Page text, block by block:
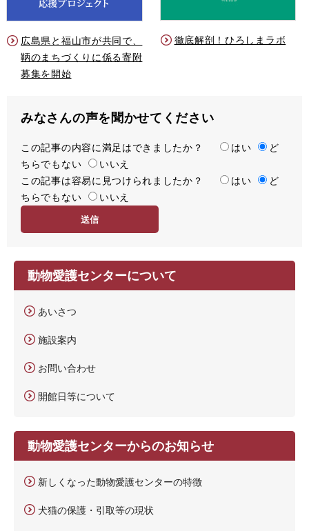
広島県と福山市が共同で、
鞆のまちづくりに係る寄附
募集を開始
徹底解剖！ひろしまラボ
みなさんの声を聞かせてください
満
足
度
この記事の内容に満足はできましたか？ はい
ど
ちらでもない
いいえ
容
易
この記事は容易に見つけられましたか？ はい
ど
ちらでもない
いいえ
動物愛護センターについて
あいさつ
施設案内
お問い合わせ
開館日等について
動物愛護センターからのお知らせ
新しくなった動物愛護センターの特徴
犬猫の保護・引取等の現状